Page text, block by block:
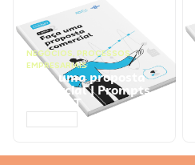
NEGÓCIOS, PROCESSOS
EMPRESARIAIS
Faça uma proposta
comercial | Prompts
ChatGPT